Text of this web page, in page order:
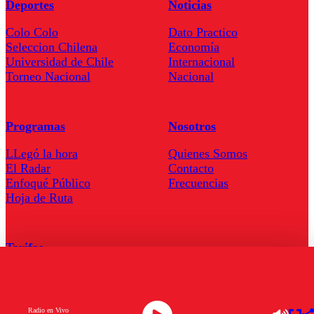
Radio en Vivo
Deportes
Colo Colo
Seleccion Chilena
Universidad de Chile
Torneo Nacional
Noticias
Dato Practico
Economía
Internacional
Nacional
Programas
LLegó la hora
El Radar
Enfoqué Público
Hoja de Ruta
Nosotros
Quienes Somos
Contacto
Frecuencias
Tarifas